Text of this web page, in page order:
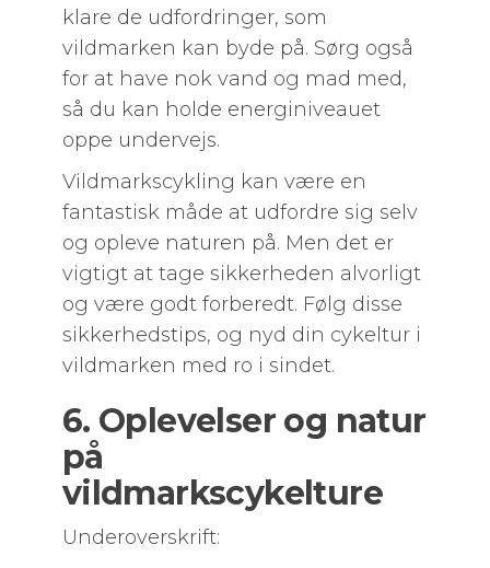
klare de udfordringer, som
vildmarken kan byde på. Sørg også
for at have nok vand og mad med,
så du kan holde energiniveauet
oppe undervejs.
Vildmarkscykling kan være en
fantastisk måde at udfordre sig selv
og opleve naturen på. Men det er
vigtigt at tage sikkerheden alvorligt
og være godt forberedt. Følg disse
sikkerhedstips, og nyd din cykeltur i
vildmarken med ro i sindet.
6. Oplevelser og natur
på
vildmarkscykelture
Underoverskrift: